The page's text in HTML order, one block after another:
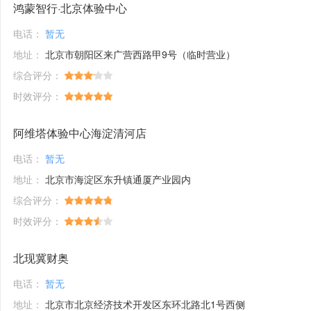
鸿蒙智行·北京体验中心
电话： 暂无
地址： 北京市朝阳区来广营西路甲9号（临时营业）
综合评分：
时效评分：
阿维塔体验中心海淀清河店
电话： 暂无
地址： 北京市海淀区东升镇通厦产业园内
综合评分：
时效评分：
北现冀财奥
电话： 暂无
地址： 北京市北京经济技术开发区东环北路北1号西侧